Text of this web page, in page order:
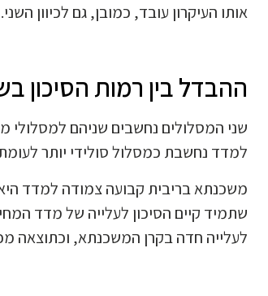
אותו העיקרון עובד, כמובן, גם לכיוון השני.
ההבדל בין רמות הסיכון
שני המסלולים נחשבים שניהם
למדד נחשבת כמסלול סולידי יותר
שתמיד קיים הסיכון לעלייה של מדד
לעלייה חדה בקרן המשכנתא, וכתוצאה